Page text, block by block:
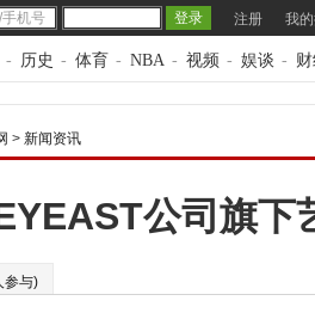
注册 我
- 历史 - 体育 - NBA - 视频 - 娱谈 -
> 新闻资讯
公司旗下
参与)